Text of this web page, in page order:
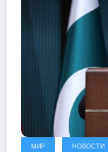
МИР НОВОСТИ